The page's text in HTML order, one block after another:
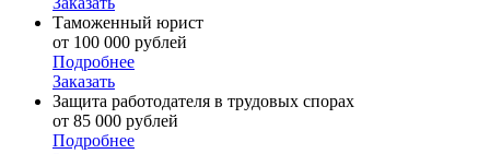
Таможенный юрист
от 100 000 рублей
Подробнее
Заказать
Защита работодателя в трудовых спорах
от 85 000 рублей
Подробнее